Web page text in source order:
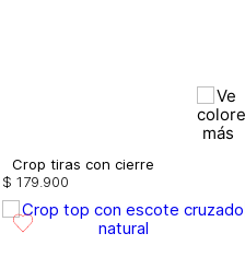
Crop tiras con cierre
$ 179 900